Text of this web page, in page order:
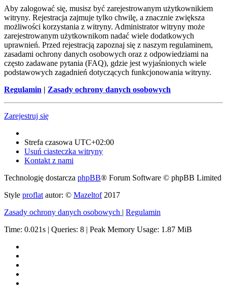
Aby zalogować się, musisz być zarejestrowanym użytkownikiem
witryny. Rejestracja zajmuje tylko chwilę, a znacznie zwiększa
możliwości korzystania z witryny. Administrator witryny może
zarejestrowanym użytkownikom nadać wiele dodatkowych
uprawnień. Przed rejestracją zapoznaj się z naszym regulaminem,
zasadami ochrony danych osobowych oraz z odpowiedziami na
często zadawane pytania (FAQ), gdzie jest wyjaśnionych wiele
podstawowych zagadnień dotyczących funkcjonowania witryny.
Regulamin | Zasady ochrony danych osobowych
Zarejestruj się
Strefa czasowa UTC+02:00
Usuń ciasteczka witryny
Kontakt z nami
Technologię dostarcza phpBB® Forum Software © phpBB Limited
Style proflat autor: © Mazeltof2017
Zasady ochrony danych osobowych | Regulamin
Time: 0.021s | Queries: 8 | Peak Memory Usage: 1.87 MiB